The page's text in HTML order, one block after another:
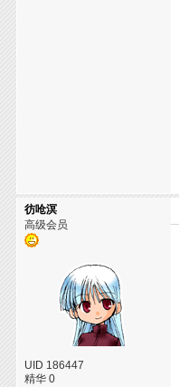
彷呛溟
高级会员
UID 186447
精华 0